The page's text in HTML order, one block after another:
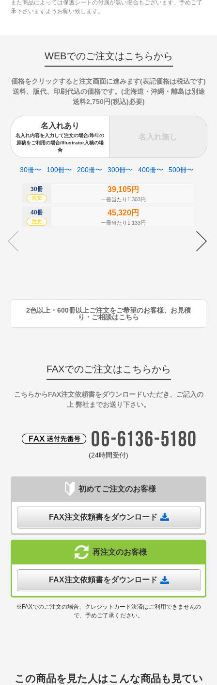
また商品によっては保護シートの付属が無い場合もございます。予めご了
承下さいますようお願い致します。
WEBでのご注文はこちらから
価格をクリックすると注文画面に進みます(表記価格は税込です)
送料、版代、印刷代込の価格です。(北海道・沖縄・離島は別途
送料2,750円(税込)必要)
名入れあり
名入れ内容を入力して注文の場合/昨年の
原稿をご利用の場合/Illustrator入稿の場
合
名入れ無し
30冊〜 100冊〜 200冊〜 300冊〜 400冊〜 500冊〜
30冊
注文
39,105円
一冊当たり1,303円
40冊
注文
45,320円
一冊当たり1,133円
2色以上・600冊以上ご注文をご希望のお客様、お見積
り・ご相談はこちら
FAXでのご注文はこちらから
こちらからFAX注文依頼書をダウンロードいただき、ご記入の
上 弊社までお送り下さい。
(24時間受付)
初めてご注文のお客様
FAX注文依頼書をダウンロード
再注文のお客様
FAX注文依頼書をダウンロード
※FAXでのご注文の場合、クレジットカード決済はご利用できませんの
で、予めご了承ください。
この商品を見た人はこんな商品も見てい